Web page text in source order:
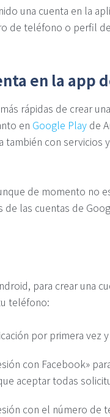
una cuenta en la
de teléfono o perfil
en la app
rápidas de crear
en Google Play de
también con servicios
de momento no
de las cuentas de
para crear una
teléfono:
por primera vez
con Facebook»
aceptar todas
con el número de